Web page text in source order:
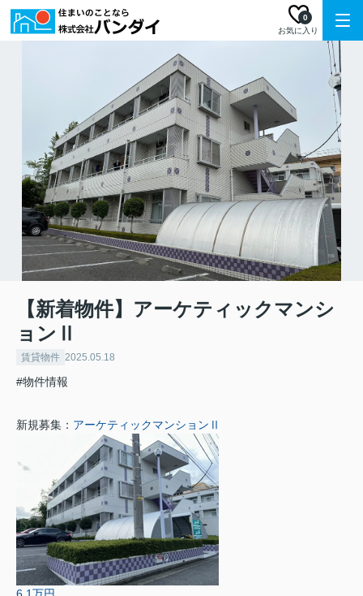
お気に入り
0
【新着物件】アーケティックマンシ
ョンⅡ
賃貸物件 2025.05.18
#物件情報
新規募集： アーケティックマンションⅡ
6.1万円